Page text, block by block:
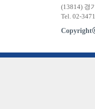
(13814) 경
Tel. 02-